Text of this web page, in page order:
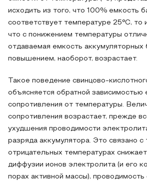
исходить из того, что 100% емкость
соответствует температуре 25°С, то
что с понижением температуры
отдаваемая емкость аккумуляторных
повышением, наоборот, возрастает.
Такое поведение свинцово-
объясняется обратной зависимостью
сопротивления от температуры.
сопротивления возрастает, прежде
ухудшения проводимости
разряда аккумулятора. Это связано с
отрицательных температурах
диффузии ионов электролита (и его
порах активной массы), проводимость